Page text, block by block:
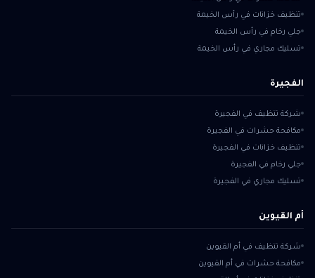
تنظيف خزانات في رأس الخيمة
جلي رخام في رأس الخيمة
تسليك مجاري في رأس الخيمة
الفجيرة
شركة تنظيف في الفجيرة
مكافحة حشرات في الفجيرة
تنظيف خزانات في الفجيرة
جلي رخام في الفجيرة
تسليك مجاري في الفجيرة
أم القيوين
شركة تنظيف في أم القيوين
مكافحة حشرات في أم القيوين